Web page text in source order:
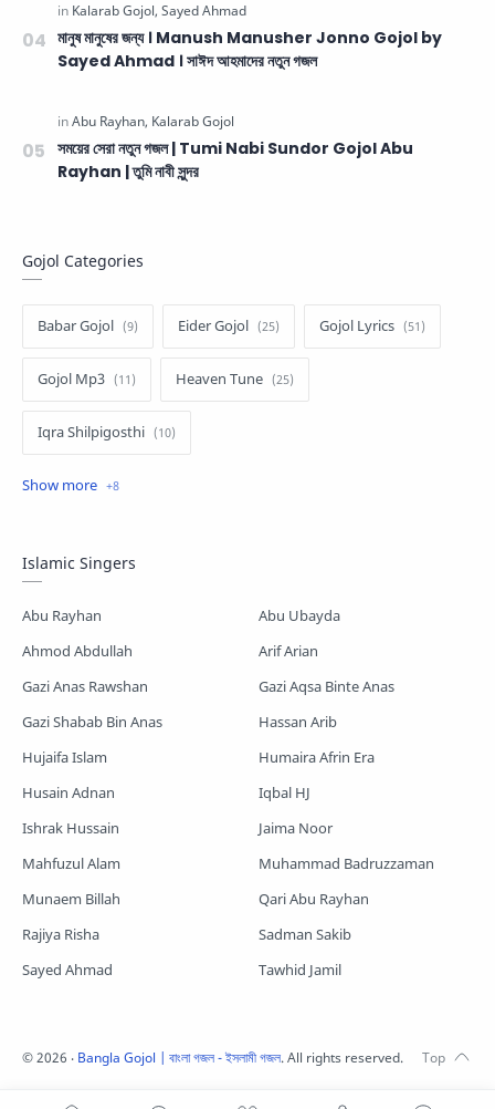
মানুষ মানুষের জন্য । Manush Manusher Jonno Gojol by
Sayed Ahmad । সাঈদ আহমাদের নতুন গজল
সময়ের সেরা নতুন গজল | Tumi Nabi Sundor Gojol Abu
Rayhan | তুমি নাবী সুন্দর
Gojol Categories
Babar Gojol Eider Gojol Gojol Lyrics
Gojol Mp3 Heaven Tune
Iqra Shilpigosthi
Islamic Story
Shopnoshiri
Islamic Singers
Abu Rayhan
Abu Ubayda
Ahmod Abdullah
Arif Arian
Gazi Anas Rawshan
Gazi Aqsa Binte Anas
Gazi Shabab Bin Anas
Hassan Arib
Hujaifa Islam
Humaira Afrin Era
Husain Adnan
Iqbal HJ
Ishrak Hussain
Jaima Noor
Mahfuzul Alam
Muhammad Badruzzaman
Munaem Billah
Qari Abu Rayhan
Rajiya Risha
Sadman Sakib
Sayed Ahmad
Tawhid Jamil
©2026 ‧ Bangla Gojol | বাংলা গজল - ইসলামী গজল. All rights reserved.